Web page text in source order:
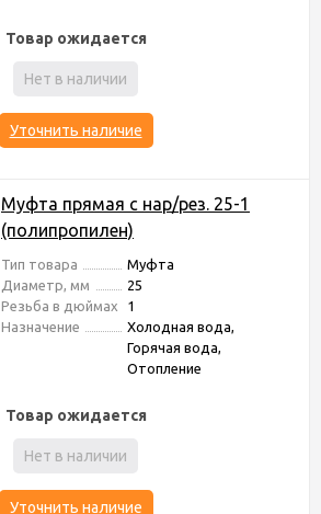
Товар ожидается
Нет в наличии
Уточнить наличие
Муфта прямая с нар/рез. 25-1
(полипропилен)
Тип товара
Муфта
Диаметр, мм
25
Резьба в дюймах
1
Назначение
Холодная вода,
Горячая вода,
Отопление
Товар ожидается
Нет в наличии
Уточнить наличие